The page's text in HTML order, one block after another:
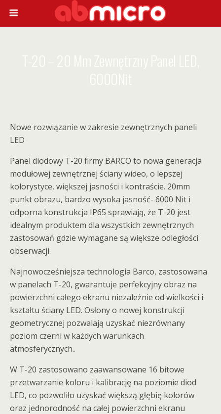
Nowe rozwiązanie w zakresie zewnętrznych paneli
LED
Panel diodowy T-20 firmy BARCO to nowa generacja
modułowej zewnętrznej ściany wideo, o lepszej
kolorystyce, większej jasności i kontraście. 20mm
punkt obrazu, bardzo wysoka jasność- 6000 Nit i
odporna konstrukcja IP65 sprawiają, że T-20 jest
idealnym produktem dla wszystkich zewnętrznych
zastosowań gdzie wymagane są większe odległości
obserwacji.
Najnowocześniejsza technologia Barco, zastosowana
w panelach T-20, gwarantuje perfekcyjny obraz na
powierzchni całego ekranu niezależnie od wielkości i
kształtu ściany LED. Osłony o nowej konstrukcji
geometrycznej pozwalają uzyskać niezrównany
poziom czerni w każdych warunkach
atmosferycznych..
W T-20 zastosowano zaawansowane 16 bitowe
przetwarzanie koloru i kalibrację na poziomie diod
LED, co pozwoliło uzyskać większą głębię kolorów
oraz jednorodność na całej powierzchni ekranu